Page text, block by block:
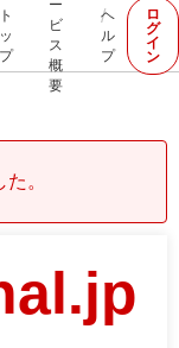
ッ
ー
ビ
ス
概
要
ヘ
ル
プ
ロ
グ
イ
ン
。